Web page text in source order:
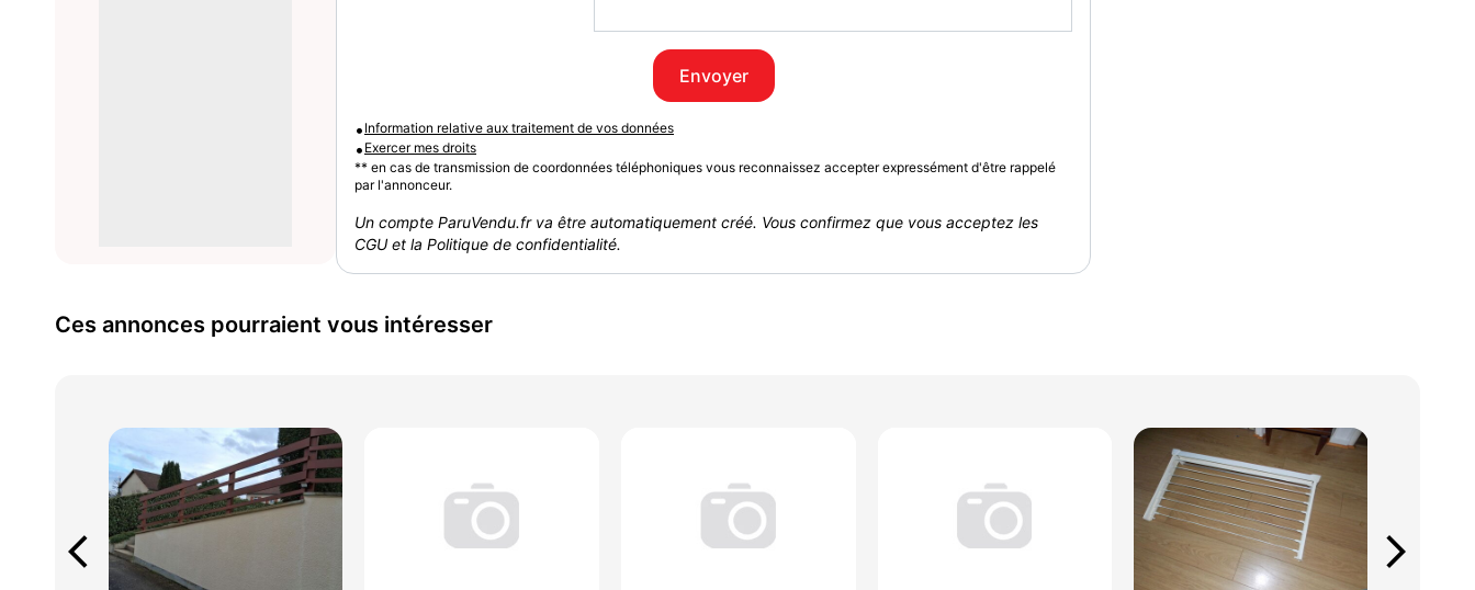
Envoyer
• Information relative aux traitement de vos données
• Exercer mes droits
** en cas de transmission de coordonnées téléphoniques vous reconnaissez accepter expressément d'être rappelé
par l'annonceur.
Un compte ParuVendu.fr va être automatiquement créé. Vous confirmez que vous acceptez les
CGU et la Politique de confidentialité.
Ces annonces pourraient vous intéresser
arrow_back_ios arrow_forward_ios